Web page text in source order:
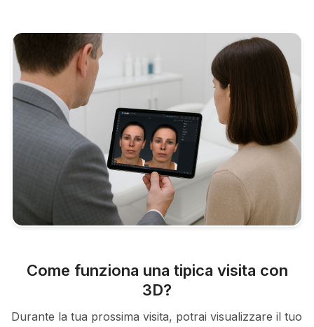
Come funziona una tipica visita con
3D?
Durante la tua prossima visita, potrai visualizzare il tuo